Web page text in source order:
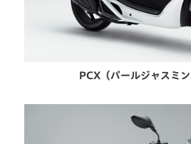
PCX（パールジャスミン